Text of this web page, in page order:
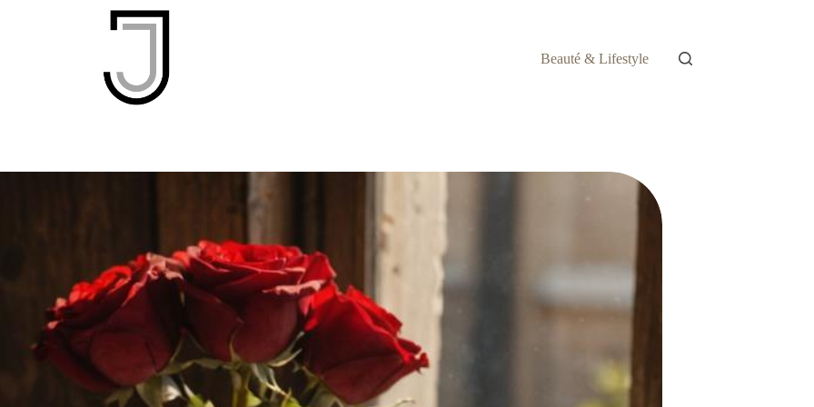
Beauté & Lifestyle